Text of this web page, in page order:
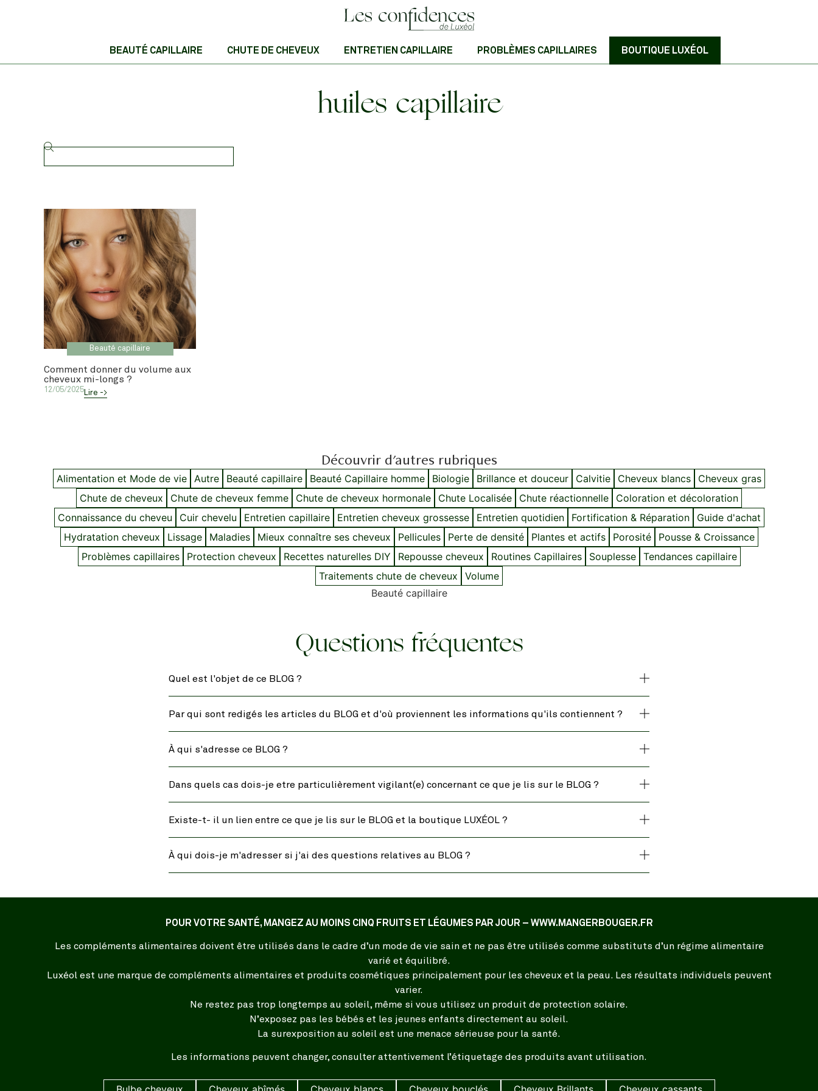
BEAUTÉ CAPILLAIRE CHUTE DE CHEVEUX ENTRETIEN CAPILLAIRE PROBLÈMES CAPILLAIRES BOUTIQUE LUXÉOL
huiles capillaire
Beauté capillaire
Comment donner du volume aux
cheveux mi-longs ?
12/05/2025Lire ->
Découvrir d'autres rubriques
Alimentation et Mode de vie Autre Beauté capillaire Beauté Capillaire homme Biologie Brillance et douceur Calvitie Cheveux blancs
Cheveux gras
Chute de cheveux
Chute de cheveux femme Chute de cheveux hormonale Chute Localisée Chute réactionnelle
Coloration et décoloration
Connaissance du cheveu
Cuir chevelu Entretien capillaire Entretien cheveux grossesse Entretien quotidien Fortification & Réparation
Guide d'achat
Hydratation cheveux
Lissage Maladies Mieux connaître ses cheveux Pellicules Perte de densité Plantes et actifs Porosité
Pousse & Croissance
Problèmes capillaires
Protection cheveux Recettes naturelles DIY Repousse cheveux Routines Capillaires Souplesse
Tendances capillaire
Traitements chute de cheveux
Volume
Beauté capillaire
Questions fréquentes
Quel est l'objet de ce BLOG ?
Par qui sont redigés les articles du BLOG et d'où proviennent les informations qu'ils contiennent ?
À qui s'adresse ce BLOG ?
Dans quels cas dois-je etre particulièrement vigilant(e) concernant ce que je lis sur le BLOG ?
Existe-t- il un lien entre ce que je lis sur le BLOG et la boutique LUXÉOL ?
À qui dois-je m'adresser si j'ai des questions relatives au BLOG ?
POUR VOTRE SANTÉ, MANGEZ AU MOINS CINQ FRUITS ET LÉGUMES PAR JOUR – WWW.MANGERBOUGER.FR
Les compléments alimentaires doivent être utilisés dans le cadre d’un mode de vie sain et ne pas être utilisés comme substituts d’un régime alimentaire
varié et équilibré.
Luxéol est une marque de compléments alimentaires et produits cosmétiques principalement pour les cheveux et la peau. Les résultats individuels peuvent
varier.
Ne restez pas trop longtemps au soleil, même si vous utilisez un produit de protection solaire.
N’exposez pas les bébés et les jeunes enfants directement au soleil.
La surexposition au soleil est une menace sérieuse pour la santé.
Les informations peuvent changer, consulter attentivement l’étiquetage des produits avant utilisation.